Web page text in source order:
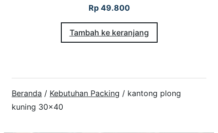
Rp49.800
Tambah ke keranjang
Beranda / Kebutuhan Packing / kantong plong
kuning 30×40